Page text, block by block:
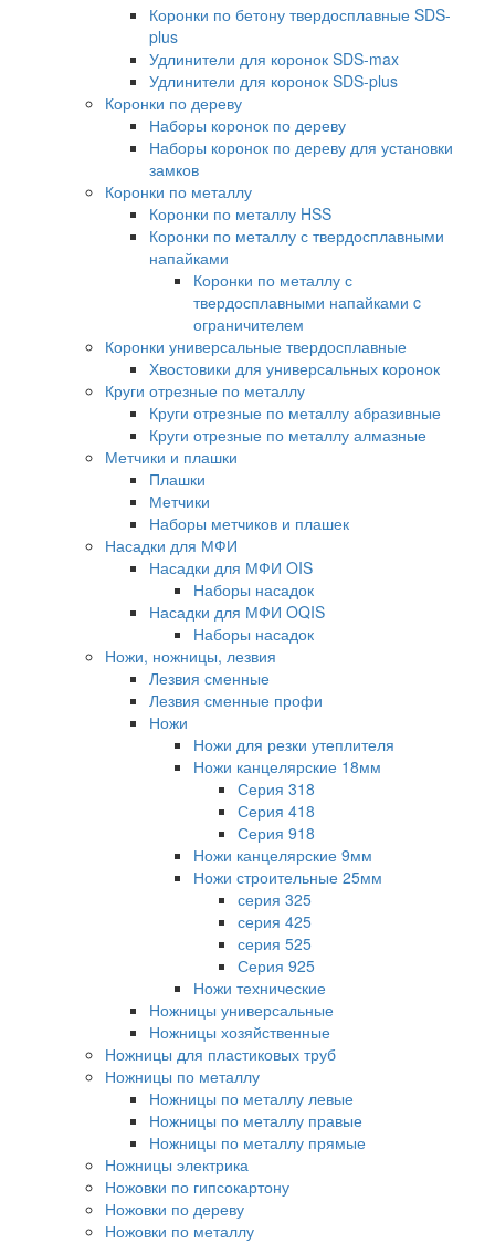
Коронки по бетону твердосплавные SDS-
plus
Удлинители для коронок SDS-max
Удлинители для коронок SDS-plus
Коронки по дереву
Наборы коронок по дереву
Наборы коронок по дереву для установки
замков
Коронки по металлу
Коронки по металлу HSS
Коронки по металлу с твердосплавными
напайками
Коронки по металлу с
твердосплавными напайками c
ограничителем
Коронки универсальные твердосплавные
Хвостовики для универсальных коронок
Круги отрезные по металлу
Круги отрезные по металлу абразивные
Круги отрезные по металлу алмазные
Метчики и плашки
Плашки
Метчики
Наборы метчиков и плашек
Насадки для МФИ
Насадки для МФИ OIS
Наборы насадок
Насадки для МФИ OQIS
Наборы насадок
Ножи, ножницы, лезвия
Лезвия сменные
Лезвия сменные профи
Ножи
Ножи для резки утеплителя
Ножи канцелярские 18мм
Серия 318
Серия 418
Серия 918
Ножи канцелярские 9мм
Ножи строительные 25мм
серия 325
серия 425
серия 525
Серия 925
Ножи технические
Ножницы универсальные
Ножницы хозяйственные
Ножницы для пластиковых труб
Ножницы по металлу
Ножницы по металлу левые
Ножницы по металлу правые
Ножницы по металлу прямые
Ножницы электрика
Ножовки по гипсокартону
Ножовки по дереву
Ножовки по металлу